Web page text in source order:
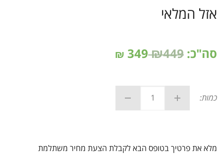
אזל המלאי
סה"כ: ₪449
349
₪
כמות:
מלא את פרטיך בטופס הבא לקבלת הצעת מחיר משתלמת